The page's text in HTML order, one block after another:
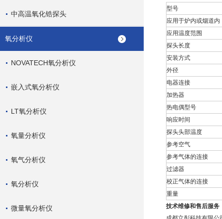
中高温氧化锆探头
氧分析仪
NOVATECH氧分析仪
嵌入式氧分析仪
LT氧分析仪
氧量分析仪
氧气分析仪
氧分析仪
微量氧分析仪
型号
应用于炉内或烟道内
应用温度范围
探头长度
安装方式
外径
电器连接
加热器
热电偶型号
响应时间
探头头部温度
参考空气
参考气体的连接
过滤器
校正气体的连接
重量
技术维修和售后服务